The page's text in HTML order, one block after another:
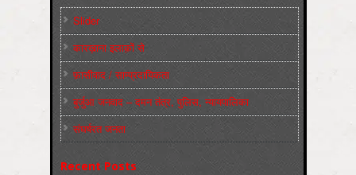
Slider
कारख़ाना इलाक़ों से
फ़ासीवाद / साम्‍प्रदायिकता
बुर्जुआ जनवाद – दमन तंत्र, पुलिस, न्‍यायपालिका
संघर्षरत जनता
Recent Posts